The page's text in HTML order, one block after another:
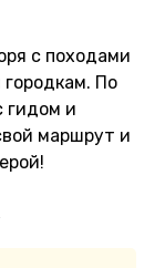
с походами
По
гидом и
маршрут и